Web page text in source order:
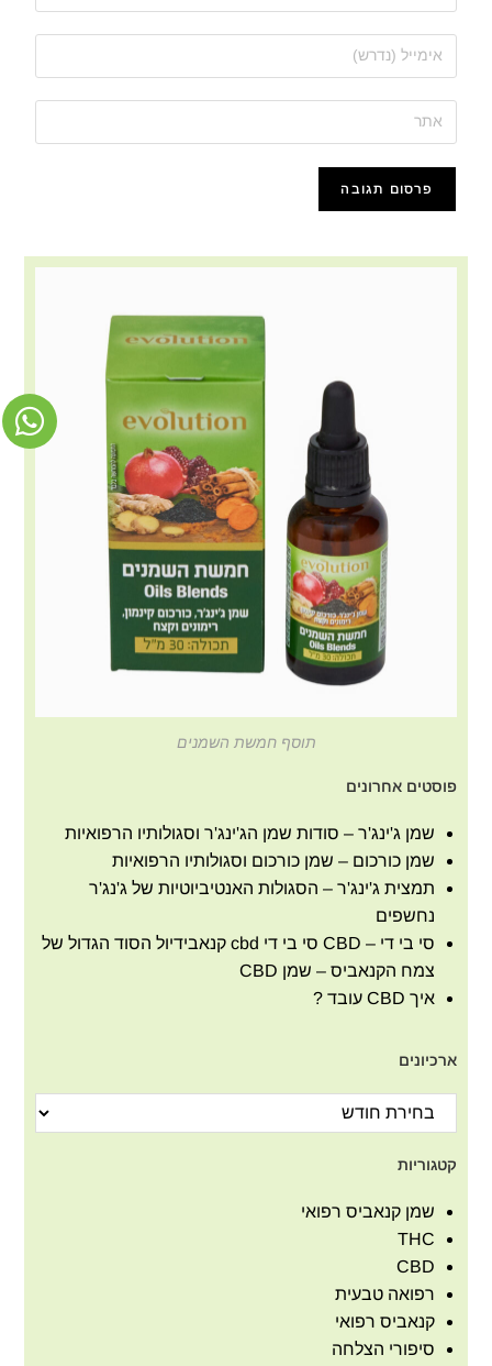
תוסף חמשת השמנים
פוסטים אחרונים
שמן ג'ינג'ר – סודות שמן הג'ינג'ר וסגולותיו הרפואיות
שמן כורכום – שמן כורכום וסגולותיו הרפואיות
תמצית ג'ינג'ר – הסגולות האנטיביוטיות של ג'נג'ר
נחשפים
סי בי די – CBD סי בי די cbd קנאבידיול הסוד הגדול של
צמח הקנאביס – שמן CBD
איך CBD עובד ?
ארכיונים
קטגוריות
שמן קנאביס רפואי
THC
CBD
רפואה טבעית
קנאביס רפואי
סיפורי הצלחה